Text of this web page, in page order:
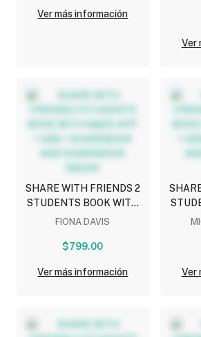
Ver más información
Ver
SHARE WITH FRIENDS 2
STUDENTS BOOK WITH
NAVIO APP + DSB +
SHAREBOOK EBOOK
FIONA DAVIS
$799.00
Ver más información Ver